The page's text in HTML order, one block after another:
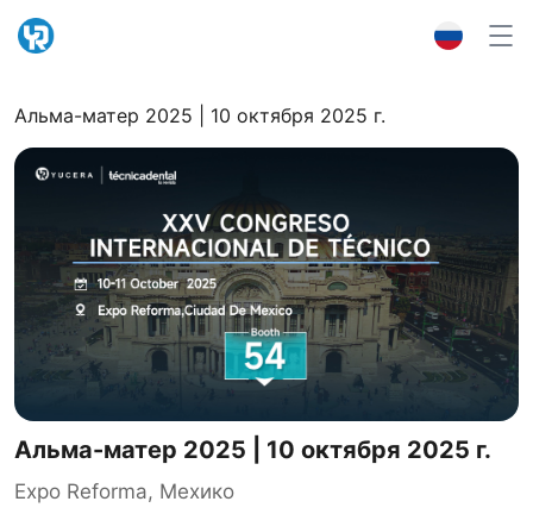
Альма-матер 2025 | 10 октября 2025 г.
Альма-матер 2025 | 10 октября 2025 г.
Expo Reforma, Мехико